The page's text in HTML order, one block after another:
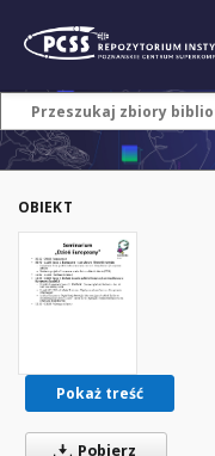
OBIEKT
Pokaż treść
Pobierz